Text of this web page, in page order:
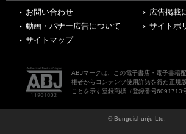
お問い合わせ
広告掲載
動画・バナー広告について
サイトポ
サイトマップ
ABJマークは、この電子書店・電子書籍
権者からコンテンツ使用許諾を得た正規
ことを示す登録商標（登録番号6091713
© Bungeishunju Ltd.